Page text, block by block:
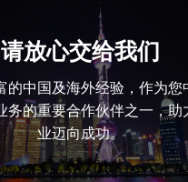
请放心交给我们
的中国及海外经验，作为您
务的重要合作伙伴之一，助
业迈向成功。